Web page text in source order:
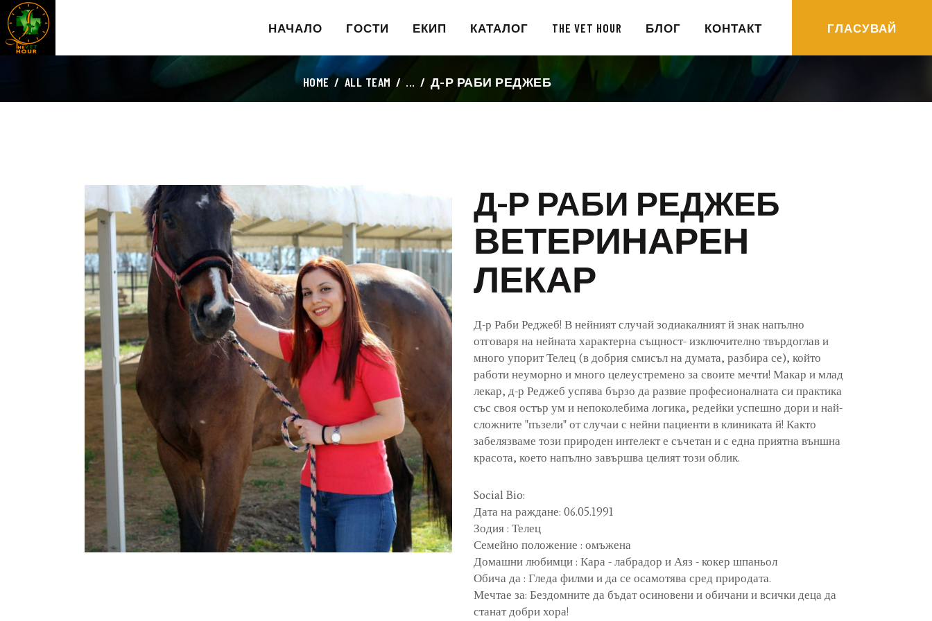
НАЧАЛО ГОСТИ ЕКИП КАТАЛОГ THE VET HOUR БЛОГ КОНТАКТ ГЛАСУВАЙ
HOME ALL TEAM ... Д-Р РАБИ РЕДЖЕБ
НАЧАЛО
ГОСТИ
ЕКИП
БЛОГ
КОНТАКТ
Д-Р РАБИ РЕДЖЕБ
ВЕТЕРИНАРЕН
ЛЕКАР
Д-р Раби Реджеб! В нейният случай зодиакалният й знак напълно
отговаря на нейната характерна същност- изключително твърдоглав и
много упорит Телец (в добрия смисъл на думата, разбира се), който
работи неуморно и много целеустремено за своите мечти! Макар и млад
лекар, д-р Реджеб успява бързо да развие професионалната си практика
със своя остър ум и непоколебима логика, редейки успешно дори и най-
сложните "пъзели" от случаи с нейни пациенти в клиниката й! Както
забелязваме този природен интелект е съчетан и с една приятна външна
красота, което напълно завършва целият този облик.
Social Bio:
Дата на раждане: 06.05.1991
Зодия : Телец
Семейно положение : омъжена
Домашни любимци : Кара - лабрадор и Аяз - кокер шпаньол
Обича да : Гледа филми и да се осамотява сред природата.
Мечтае за: Бездомните да бъдат осиновени и обичани и всички деца да
станат добри хора!